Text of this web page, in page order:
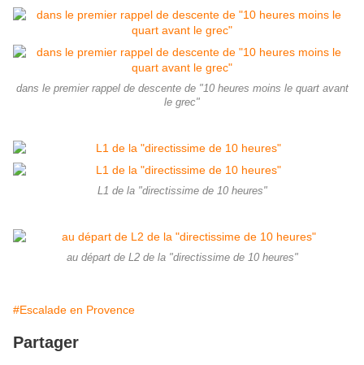
dans le premier rappel de descente de "10 heures moins le quart avant
le grec"
L1 de la "directissime de 10 heures"
au départ de L2 de la "directissime de 10 heures"
#Escalade en Provence
Partager